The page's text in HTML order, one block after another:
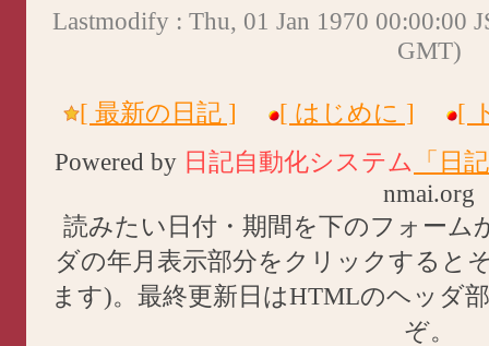
Lastmodify : Thu, 01 Jan 1970 00:00:00
GMT)
[ 最新の日記 ] [ はじめに ]
[
Powered by 日記自動化システム
「日
nmai.org
読みたい日付・期間を下のフォー
ダの年月表示部分をクリックすると
ます)。最終更新日はHTMLのヘッダ
ぞ。